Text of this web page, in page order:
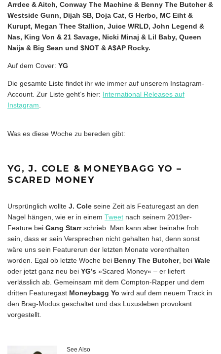
Arrdee & Aitch, Conway The Machine & Benny The Butcher &
Westside Gunn, Dijah SB, Doja Cat, G Herbo, MC Eiht &
Kurupt, Megan Thee Stallion, Juice WRLD, John Legend &
Nas, King Von & 21 Savage, Nicki Minaj & Lil Baby, Queen
Naija & Big Sean und $NOT & A$AP Rocky.
Auf dem Cover: YG
Die gesamte Liste findet ihr wie immer auf unserem Instagram-
Account. Zur Liste geht’s hier: International Releases auf
Instagram.
Was es diese Woche zu bereden gibt:
YG, J. COLE & MONEYBAGG YO –
SCARED MONEY
Ursprünglich wollte J. Cole seine Zeit als Featuregast an den
Nagel hängen, wie er in einem Tweet nach seinem 2019er-
Feature bei Gang Starrschrieb. Man kann aber beinahe froh
sein, dass er sein Versprechen nicht gehalten hat, denn sonst
wäre uns sein Featurerun der letzten Monate vorenthalten
worden. Egal ob letzte Woche bei Benny The Butcher, bei Wale
oder jetzt ganz neu bei YG’s »Scared Money« – er liefert
verlässlich ab. Gemeinsam mit dem Compton-Rapper und dem
dritten Featuregast Moneybagg Yo wird auf dem neuem Track in
den Brag-Modus geschaltet und das Luxusleben provokant
vorgestellt.
See Also